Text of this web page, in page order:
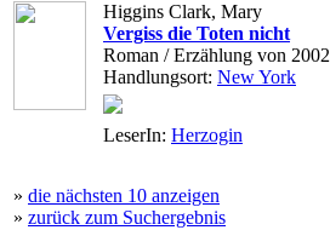
Higgins Clark, Mary
Vergiss die Toten nicht
Roman / Erzählung von 2002
Handlungsort: New York
LeserIn: Herzogin
» die nächsten 10 anzeigen
» zurück zum Suchergebnis